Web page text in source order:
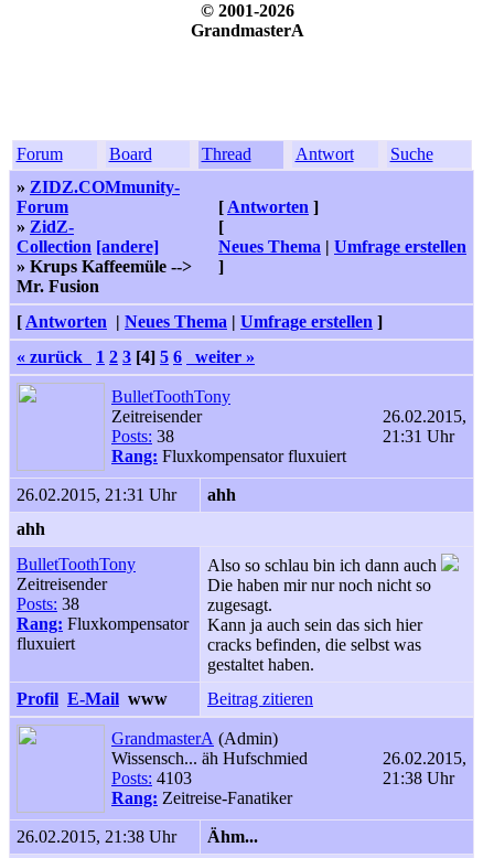
© 2001-2026
GrandmasterA
Forum Board Thread Antwort
Suche
» ZIDZ.COMmunity-
Forum
» ZidZ-
Collection [andere]
» Krups Kaffeemüle -->
Mr. Fusion
[ Antworten ]
[
Neues Thema | Umfrage erstellen
]
[ Antworten | Neues Thema | Umfrage erstellen ]
« zurück
1 2 3 [4] 5 6 weiter »
BulletToothTony
Zeitreisender
Posts: 38
Rang: Fluxkompensator fluxuiert
26.02.2015,
21:31 Uhr
26.02.2015, 21:31 Uhr
ahh
ahh
BulletToothTony
Zeitreisender
Posts: 38
Rang: Fluxkompensator
fluxuiert
Also so schlau bin ich dann auch
Die haben mir nur noch nicht so
zugesagt.
Kann ja auch sein das sich hier
cracks befinden, die selbst was
gestaltet haben.
Profil E-Mail www Beitrag zitieren
GrandmasterA (Admin)
Wissensch... äh Hufschmied
Posts: 4103
Rang: Zeitreise-Fanatiker
26.02.2015,
21:38 Uhr
26.02.2015, 21:38 Uhr Ähm...